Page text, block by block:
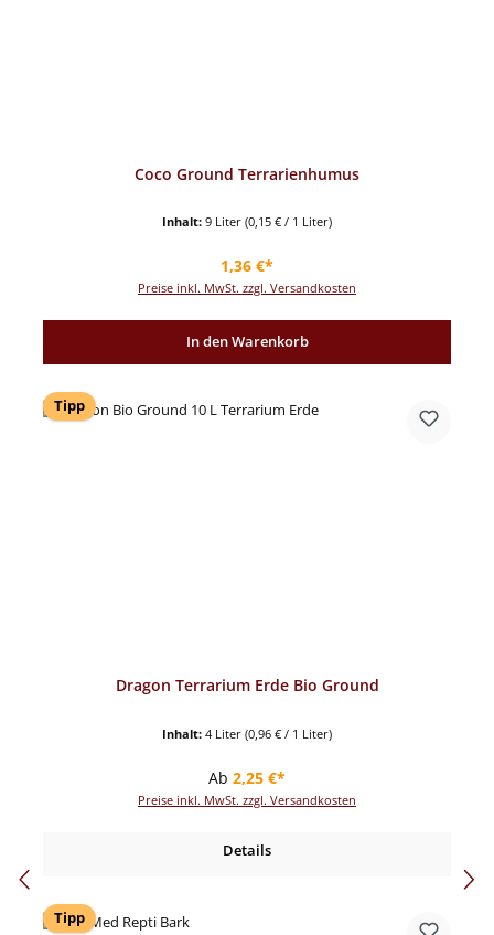
Coco Ground Terrarienhumus
Inhalt: 9 Liter (0,15 € / 1 Liter)
Regulärer Preis:
1,36 €*
Preise inkl. MwSt. zzgl. Versandkosten
In den Warenkorb
Tipp
Dragon Terrarium Erde Bio Ground
Inhalt: 4 Liter (0,96 € / 1 Liter)
Regulärer Preis:
Ab 2,25 €*
Preise inkl. MwSt. zzgl. Versandkosten
Details
Tipp